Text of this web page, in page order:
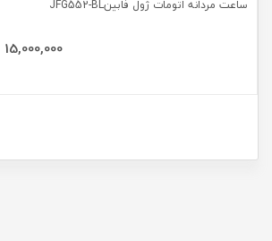
ساعت مردانه اتومات ژول فابینJFG552-BL
15,000,000